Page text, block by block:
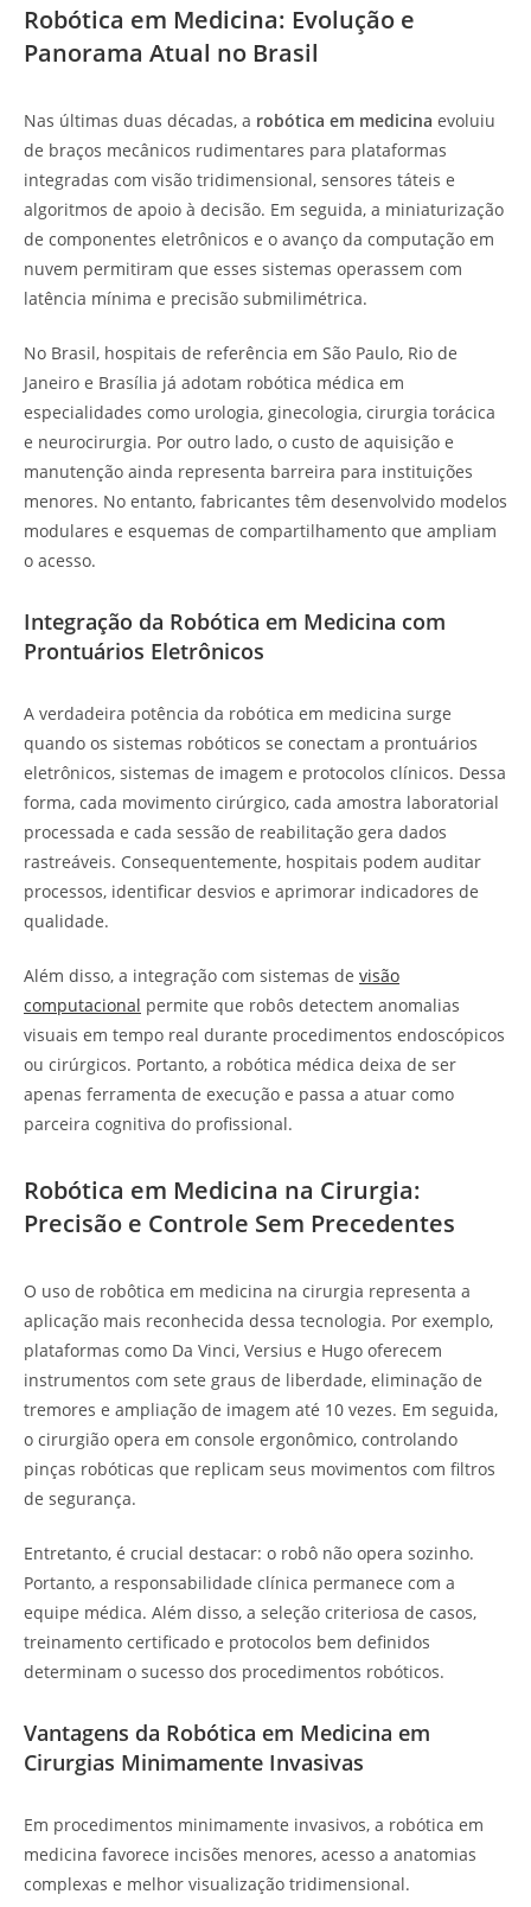
Robótica em Medicina: Evolução e
Panorama Atual no Brasil
Nas últimas duas décadas, a robótica em medicina evoluiu
de braços mecânicos rudimentares para plataformas
integradas com visão tridimensional, sensores táteis e
algoritmos de apoio à decisão. Em seguida, a miniaturização
de componentes eletrônicos e o avanço da computação em
nuvem permitiram que esses sistemas operassem com
latência mínima e precisão submilimétrica.
No Brasil, hospitais de referência em São Paulo, Rio de
Janeiro e Brasília já adotam robótica médica em
especialidades como urologia, ginecologia, cirurgia torácica
e neurocirurgia. Por outro lado, o custo de aquisição e
manutenção ainda representa barreira para instituições
menores. No entanto, fabricantes têm desenvolvido modelos
modulares e esquemas de compartilhamento que ampliam
o acesso.
Integração da Robótica em Medicina com
Prontuários Eletrônicos
A verdadeira potência da robótica em medicina surge
quando os sistemas robóticos se conectam a prontuários
eletrônicos, sistemas de imagem e protocolos clínicos. Dessa
forma, cada movimento cirúrgico, cada amostra laboratorial
processada e cada sessão de reabilitação gera dados
rastreáveis. Consequentemente, hospitais podem auditar
processos, identificar desvios e aprimorar indicadores de
qualidade.
Além disso, a integração com sistemas de visão
computacional permite que robôs detectem anomalias
visuais em tempo real durante procedimentos endoscópicos
ou cirúrgicos. Portanto, a robótica médica deixa de ser
apenas ferramenta de execução e passa a atuar como
parceira cognitiva do profissional.
Robótica em Medicina na Cirurgia:
Precisão e Controle Sem Precedentes
O uso de robôtica em medicina na cirurgia representa a
aplicação mais reconhecida dessa tecnologia. Por exemplo,
plataformas como Da Vinci, Versius e Hugo oferecem
instrumentos com sete graus de liberdade, eliminação de
tremores e ampliação de imagem até 10 vezes. Em seguida,
o cirurgião opera em console ergonômico, controlando
pinças robóticas que replicam seus movimentos com filtros
de segurança.
Entretanto, é crucial destacar: o robô não opera sozinho.
Portanto, a responsabilidade clínica permanece com a
equipe médica. Além disso, a seleção criteriosa de casos,
treinamento certificado e protocolos bem definidos
determinam o sucesso dos procedimentos robóticos.
Vantagens da Robótica em Medicina em
Cirurgias Minimamente Invasivas
Em procedimentos minimamente invasivos, a robótica em
medicina favorece incisões menores, acesso a anatomias
complexas e melhor visualização tridimensional.